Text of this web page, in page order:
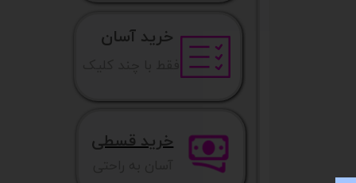
خرید آسان
خرید قسطی